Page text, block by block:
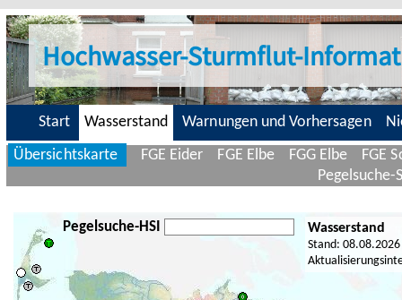
Hochwasser-Sturmflut-
Start Wasserstand Warnungen und Vorhersagen
Übersichtskarte
FGE Eider FGE Elbe FGG Elbe
FGE
Pegelsuche-
Pegelsuche-HSI Wasserstand
Stand: